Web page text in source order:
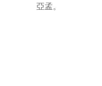
亞孟。